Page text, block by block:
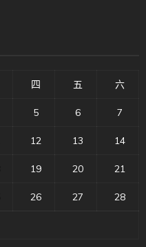
四 五 六
5 6 7
12 13 14
19 20 21
26 27 28